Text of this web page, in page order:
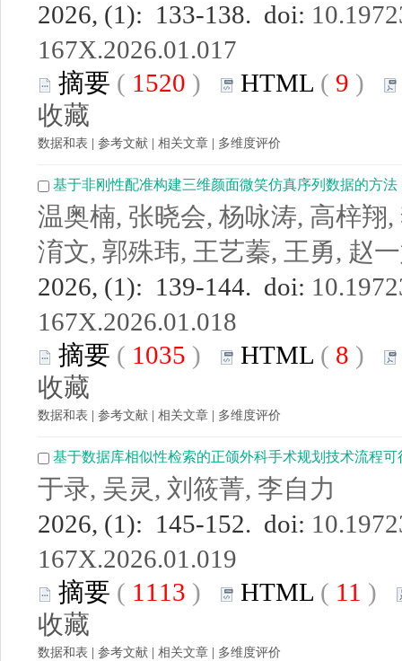
2026, (1): 133-138. doi:
167X.2026.01.017
摘要 ( 1520 ) HTML ( 9 )
收藏
数据和表 参考文献 相关文章 多维度评价
基于非刚性配准构建三维颜面微笑仿真序列数据的方法
温奥楠, 张晓会, 杨咏涛, 高梓翔
淯文, 郭殊玮, 王艺蓁, 王勇, 赵
2026, (1): 139-144. doi:
167X.2026.01.018
摘要 ( 1035 ) HTML ( 8 )
收藏
数据和表 参考文献 相关文章 多维度评价
基于数据库相似性检索的正颌外科手术规划技术流程
于录, 吴灵, 刘筱菁, 李自力
2026, (1): 145-152. doi:
167X.2026.01.019
摘要 ( 1113 ) HTML ( 11 )
收藏
数据和表 参考文献 相关文章 多维度评价